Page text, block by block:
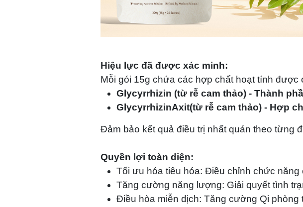
Hiệu lực đã được xác minh:
Mỗi gói 15g chứa các hợp chất hoạt tính được
Glycyrrhizin (từ rễ cam thảo) - Thành
GlycyrrhizinAxit(từ rễ cam thảo) - Hợp
Đảm bảo kết quả điều trị nhất quán theo từng
Quyền lợi toàn diện:
Tối ưu hóa tiêu hóa: Điều chỉnh chức
Tăng cường năng lượng: Giải quyết tình
Điều hòa miễn dịch: Tăng cường Qi